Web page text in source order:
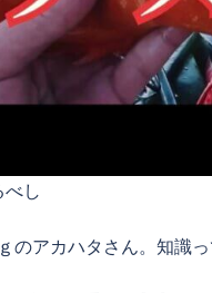
し
のアカハタさん。知識っ